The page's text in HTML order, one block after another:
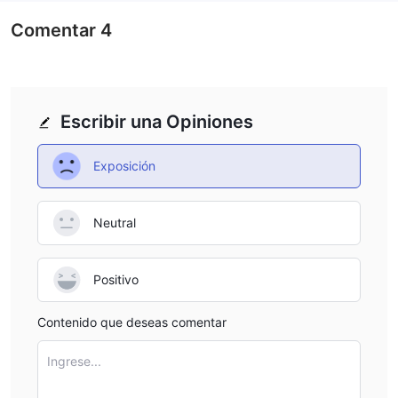
Configura un perfil, abre una cuenta real o utiliza una cuenta de
Comienza a operar. Envía una suma moderada de dinero a tu
cuenta y úsala para experimentar en el mercado de divisas.
Spreads y comisiones
ultrarrápida, minimizando retrasos y deslizamientos para una
eficiencia óptima en las transacciones. Los traders se
benefician de una visión profunda del mercado, lo que les
proporciona una comprensión integral de los movimientos y
tendencias del mercado. Con protección contra saldo negativo,
los clientes están protegidos contra perder más que el saldo de
Escribir una Opiniones
Exposición
Neutral
Positivo
Contenido que deseas comentar
Ingrese...
Comentar 4